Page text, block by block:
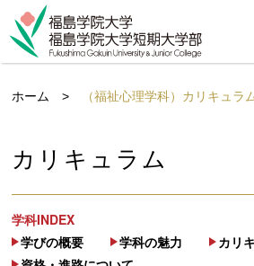
ホーム > （福祉心理学科）カリキュラ
カリキュラム
学科INDEX
学びの概要
学科の魅力
カリ